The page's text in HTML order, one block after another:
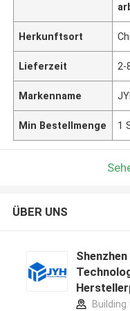
Herkunftsort
Lieferzeit 2-
Markenname
Min Bestellmenge 1
ÜBER UNS